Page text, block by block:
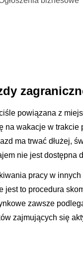
powiązana z
na wakacje w
ma trwać dłużej,
nie jest dostępna
pracy w
jest to procedura
zawsze
zajmujących się